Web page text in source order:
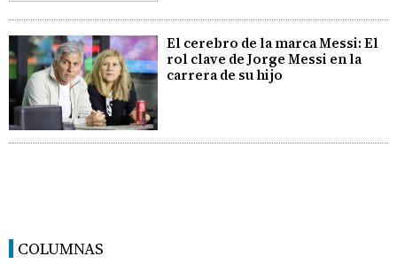
El cerebro de la marca Messi: El
rol clave de Jorge Messi en la
carrera de su hijo
COLUMNAS